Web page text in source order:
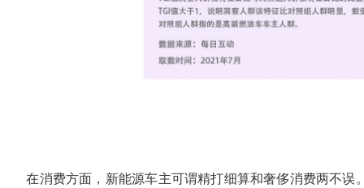
在消费方面，新能源车主可谓精打细算和奢侈消费两不误